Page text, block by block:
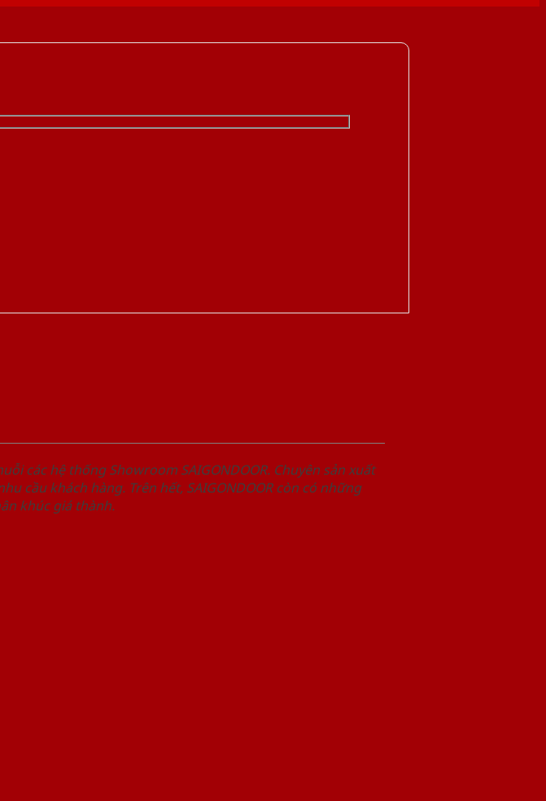
các hệ thống Showroom SAIGONDOOR. Chuyên sản xuất
cầu khách hàng. Trên hết, SAIGONDOOR còn có những
khúc giá thành.